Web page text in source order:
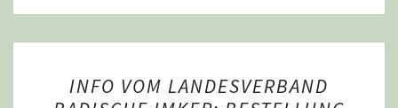
VOM
INFO VOM LANDESVERBAND